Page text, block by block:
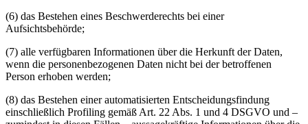
(6) das Bestehen eines Beschwerderechts bei einer
Aufsichtsbehörde;
(7) alle verfügbaren Informationen über die Herkunft der Daten,
wenn die personenbezogenen Daten nicht bei der betroffenen
Person erhoben werden;
(8) das Bestehen einer automatisierten Entscheidungsfindung
einschließlich Profiling gemäß Art. 22 Abs. 1 und 4 DSGVO und –